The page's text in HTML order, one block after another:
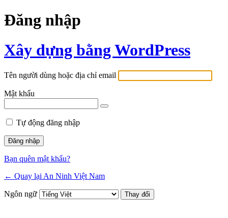
Đăng nhập
Xây dựng bằng WordPress
Tên người dùng hoặc địa chỉ email
Mật khẩu
Tự động đăng nhập
Bạn quên mật khẩu?
← Quay lại An Ninh Việt Nam
Ngôn ngữ